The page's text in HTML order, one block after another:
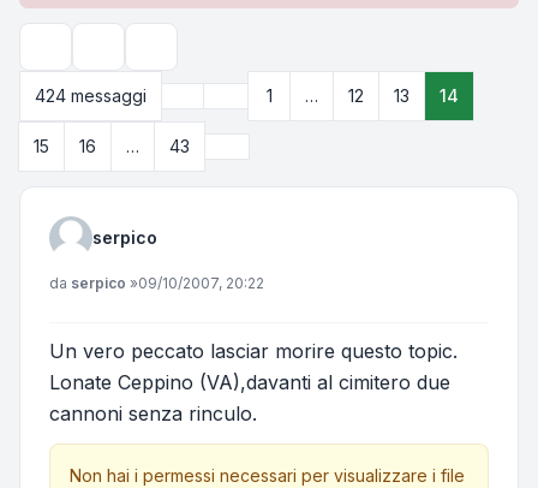
424 messaggi
Pagina14 di
Precedente
1 … 12 13 14
15 16 … 43
serpico
Messaggio
da serpico »09/10/2007, 20:22
Un vero peccato lasciar morire questo topic.
Lonate Ceppino (VA),davanti al cimitero due
cannoni senza rinculo.
Non hai i permessi necessari per visualizzare i file